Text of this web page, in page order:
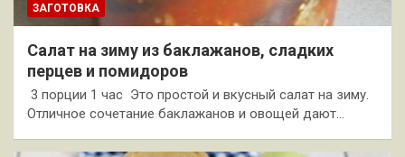
ЗАГОТОВКА
Салат на зиму из баклажанов, сладких
перцев и помидоров
3 порции 1 час Это простой и вкусный салат на зиму.
Отличное сочетание баклажанов и овощей дают…